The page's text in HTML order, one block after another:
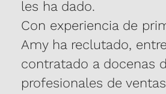
les ha dado.
Con experiencia de
Amy ha reclutado,
contratado a docenas
profesionales de